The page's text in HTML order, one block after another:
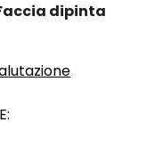
dipinta